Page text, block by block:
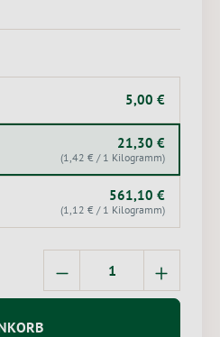
5,00 €
21,30 €
(1,42 € / 1 Kilogramm)
561,10 €
(1,12 € / 1 Kilogramm)
Produkt Anzahl: